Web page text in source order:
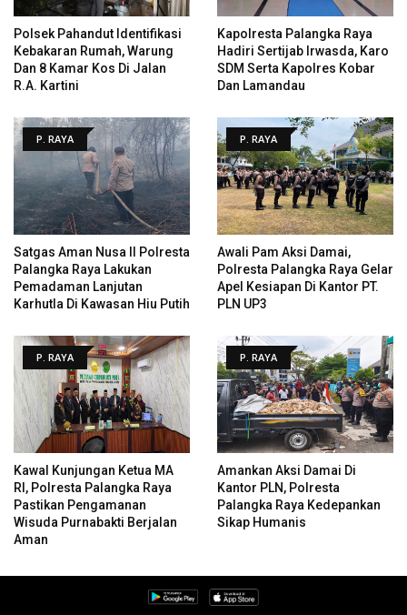
Polsek Pahandut Identifikasi
Kebakaran Rumah, Warung
Dan 8 Kamar Kos Di Jalan
R.A. Kartini
Kapolresta Palangka Raya
Hadiri Sertijab Irwasda, Karo
SDM Serta Kapolres Kobar
Dan Lamandau
P. RAYA
Satgas Aman Nusa II Polresta
Palangka Raya Lakukan
Pemadaman Lanjutan
Karhutla Di Kawasan Hiu Putih
P. RAYA
Awali Pam Aksi Damai,
Polresta Palangka Raya Gelar
Apel Kesiapan Di Kantor PT.
PLN UP3
P. RAYA
Kawal Kunjungan Ketua MA
RI, Polresta Palangka Raya
Pastikan Pengamanan
Wisuda Purnabakti Berjalan
Aman
P. RAYA
Amankan Aksi Damai Di
Kantor PLN, Polresta
Palangka Raya Kedepankan
Sikap Humanis